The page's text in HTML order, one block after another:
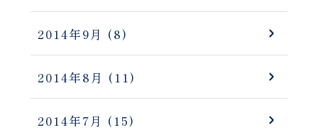
2014年9月 (8)
2014年8月 (11)
2014年7月 (15)